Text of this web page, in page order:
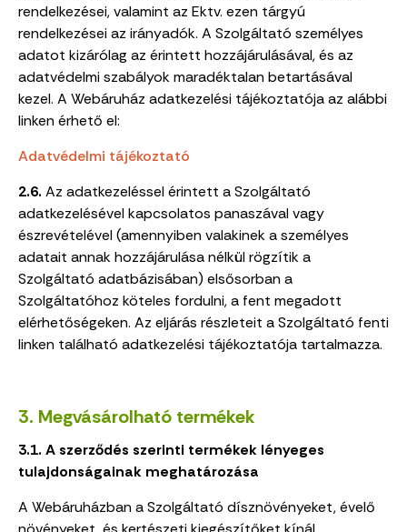
rendelkezései, valamint az Ektv. ezen tárgyú
rendelkezései az irányadók. A Szolgáltató személyes
adatot kizárólag az érintett hozzájárulásával, és az
adatvédelmi szabályok maradéktalan betartásával
kezel. A Webáruház adatkezelési tájékoztatója az alábbi
linken érhető el:
Adatvédelmi tájékoztató
2.6. Az adatkezeléssel érintett a Szolgáltató
adatkezelésével kapcsolatos panaszával vagy
észrevételével (amennyiben valakinek a személyes
adatait annak hozzájárulása nélkül rögzítik a
Szolgáltató adatbázisában) elsősorban a
Szolgáltatóhoz köteles fordulni, a fent megadott
elérhetőségeken. Az eljárás részleteit a Szolgáltató fenti
linken található adatkezelési tájékoztatója tartalmazza.
3. Megvásárolható termékek
3.1. A szerződés szerinti termékek lényeges
tulajdonságainak meghatározása
A Webáruházban a Szolgáltató dísznövényeket, évelő